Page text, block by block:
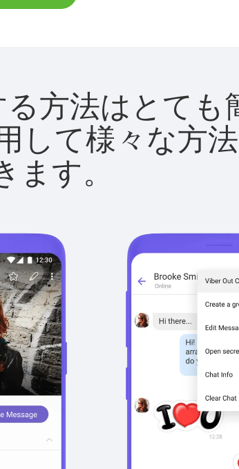
方法はとても
して様々な方
す。